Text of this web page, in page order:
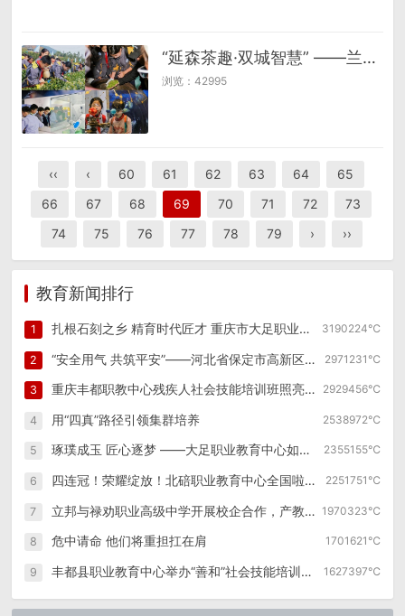
“延森茶趣·双城智慧” ——兰溪学子赴杭研学
浏览：42995
‹‹ ‹ 60 61 62 63 64
65
66
67 68 69 70 71 72
73
74
75 76 77 78 79 › ››
教育新闻排行
3190224℃
1 扎根石刻之乡 精育时代匠才 重庆市大足职业教育中心创新发展纪实
2971231℃
2 “安全用气 共筑平安”——河北省保定市高新区幼儿园燃气泄漏逃生演练
2929456℃
3 重庆丰都职教中心残疾人社会技能培训班照亮特殊群体职业之路
2538972℃
4 用“四真”路径引领集群培养
2355155℃
5 琢璞成玉 匠心逐梦 ——大足职业教育中心如何走好职教改革发展之路
2251751℃
6 四连冠！荣耀绽放！北碚职业教育中心全国啦啦操锦标赛再创辉煌！
1970323℃
7 立邦与禄劝职业高级中学开展校企合作，产教融合赋能涂装行业技能人才孵化
1701621℃
8 危中请命 他们将重担扛在肩
1627397℃
9 丰都县职业教育中心举办“善和”社会技能培训第四期学员开班仪式